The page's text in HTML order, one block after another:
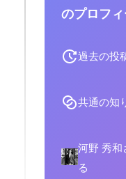
のプロフ
過去の投
共通の知
河野 秀和
る